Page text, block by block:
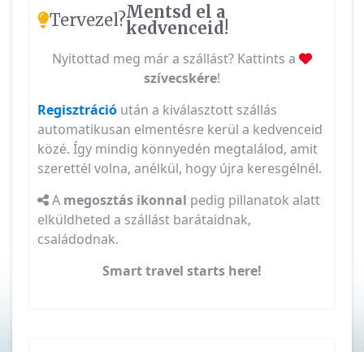
Tervezel?Mentsd el a
kedvenceid!
Nyitottad meg már a szállást? Kattints a
szívecskére!
Regisztráció után a kiválasztott szállás
automatikusan elmentésre kerül a kedvenceid
közé. Így mindig könnyedén megtalálod, amit
szerettél volna, anélkül, hogy újra keresgélnél.
A megosztás ikonnal pedig pillanatok alatt
elküldheted a szállást barátaidnak,
családodnak.
Smart travel starts here!